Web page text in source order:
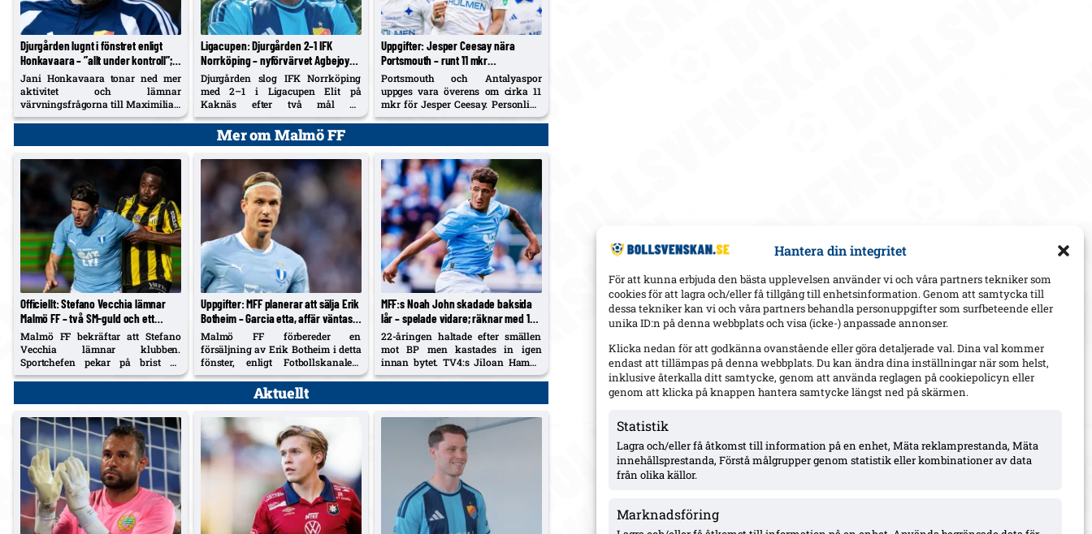
Hantera din integritet
För att kunna erbjuda den bästa upplevelsen använder vi och våra partners tekniker som
cookies för att lagra och/eller få tillgång till enhetsinformation. Genom att samtycka till
dessa tekniker kan vi och våra partners behandla personuppgifter som surfbeteende eller
unika ID:n på denna webbplats och visa (icke-) anpassade annonser.
Klicka nedan för att godkänna ovanstående eller göra detaljerade val. Dina val kommer
endast att tillämpas på denna webbplats. Du kan ändra dina inställningar när som helst,
inklusive återkalla ditt samtycke, genom att använda reglagen på cookiepolicyn eller
genom att klicka på knappen hantera samtycke längst ned på skärmen.
Statistik
Lagra och/eller få åtkomst till information på en enhet, Mäta reklamprestanda, Mäta
innehållsprestanda, Förstå målgrupper genom statistik eller kombinationer av data
från olika källor.
Marknadsföring
Djurgården lugnt i fönstret enligt
Honkavaara – ”allt under kontroll”;
Tschoumy-Nana nära matchform,
Asoro borta ”av en anledning”
Jani Honkavaara tonar ned mer
aktivitet och lämnar
värvningsfrågorna till Maximilian
Hahn. Hyllar Filip Manojlovic,
är borta "av en anledning".
Ligacupen: Djurgården 2–1 IFK
Norrköping – nyförvärvet Agbejoye
tvåmålsskytt på Kaknäs
Djurgården slog IFK Norrköping
med 2–1 i Ligacupen Elit på
Kaknäs efter två mål av
nyförvärvet Angelo Agbejoye i
andra halvlek. IFK:s 19-åring
Kylian Seka reducerade sent.
Uppgifter: Jesper Ceesay nära
Portsmouth – runt 11 mkr
överenskommet, betalningsstruktur
återstår
Portsmouth och Antalyaspor
uppges vara överens om cirka 11
mkr för Jesper Ceesay. Personliga
villkoren klara; betalningsplanen
Mer om Malmö FF
Officiellt: Stefano Vecchia lämnar
Malmö FF – två SM-guld och ett
cupguld i bagaget
Malmö FF bekräftar att Stefano
Vecchia lämnar klubben.
Sportchefen pekar på brist på
speltid och föryngringsprocessen
Uppgifter: MFF planerar att sälja Erik
Botheim – Garcia etta, affär väntas
före fönsterstängning
Malmö FF förbereder en
försäljning av Erik Botheim i detta
fönster, enligt Fotbollskanalen.
Diego Garcia pekas ut som
förstaval på topp efter
junivärvningen.
MFF:s Noah John skadade baksida
lår – spelade vidare; räknar med 1–2
veckor borta
22-åringen haltade efter smällen
mot BP men kastades in igen
innan bytet. TV4:s Jiloan Hamad
kallade beslutet ”konstigt”, medan
Aktuellt